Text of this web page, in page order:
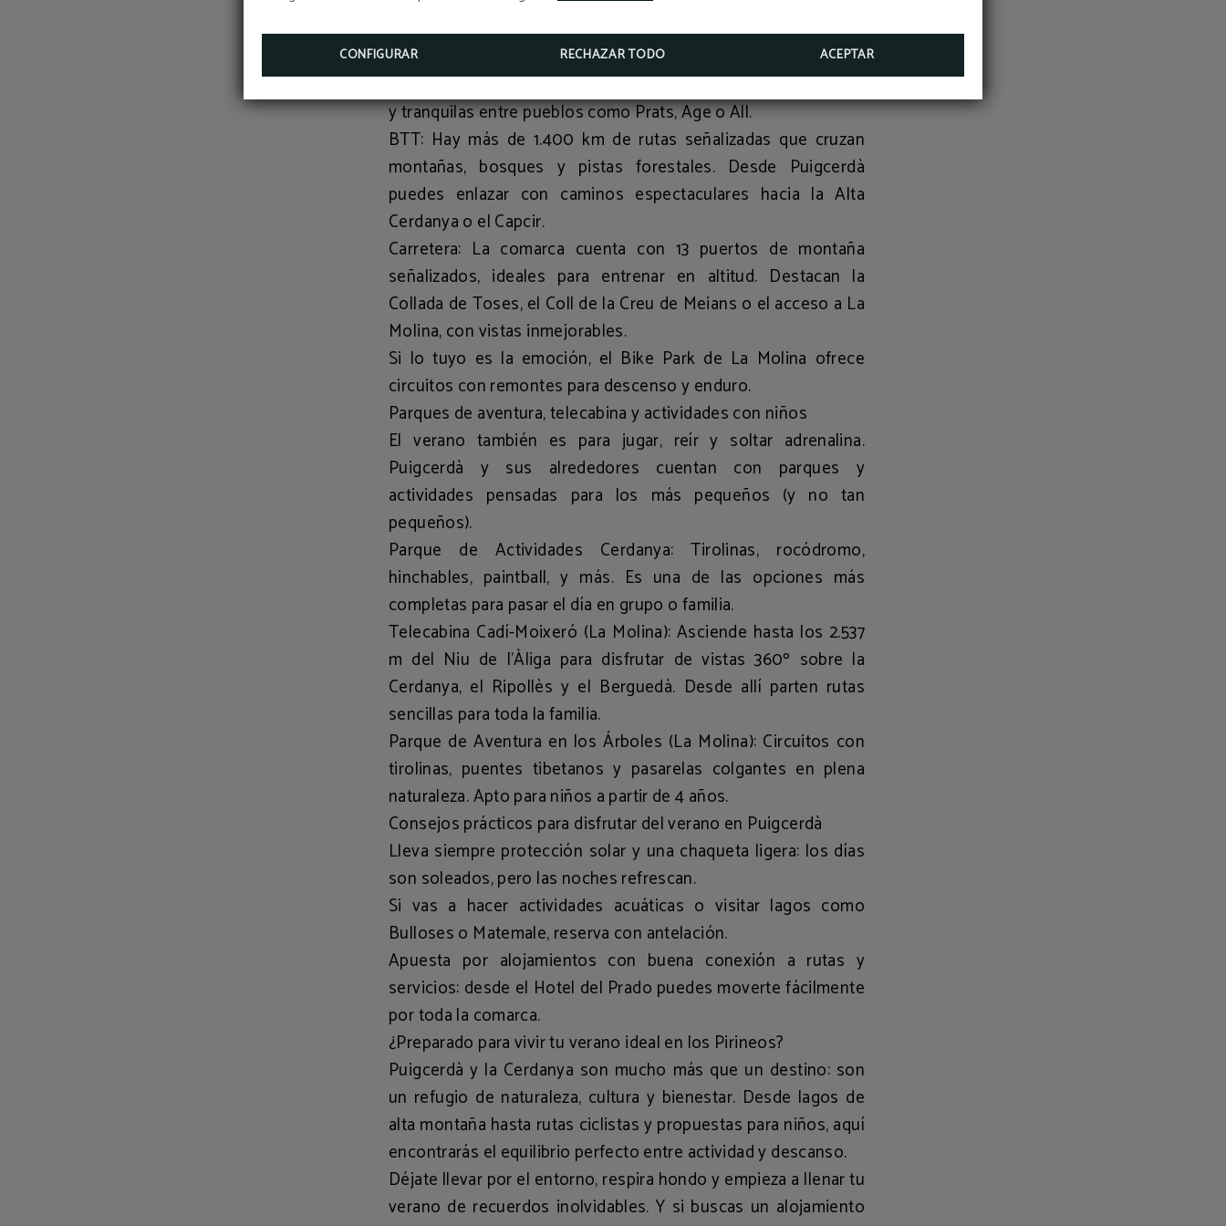
CONFIGURAR RECHAZAR TODO ACEPTAR
Tanto si vas en familia como si eres un ciclista experimentado,
encontrarás tu recorrido ideal.
Ciclismo familiar: El fondo del valle es perfecto para rutas llanas
y tranquilas entre pueblos como Prats, Age o All.
BTT: Hay más de 1.400 km de rutas señalizadas que cruzan
montañas, bosques y pistas forestales. Desde Puigcerdà
puedes enlazar con caminos espectaculares hacia la Alta
Cerdanya o el Capcir.
Carretera: La comarca cuenta con 13 puertos de montaña
señalizados, ideales para entrenar en altitud. Destacan la
Collada de Toses, el Coll de la Creu de Meians o el acceso a La
Molina, con vistas inmejorables.
Si lo tuyo es la emoción, el Bike Park de La Molina ofrece
circuitos con remontes para descenso y enduro.
Parques de aventura, telecabina y actividades con niños
El verano también es para jugar, reír y soltar adrenalina.
Puigcerdà y sus alrededores cuentan con parques y
actividades pensadas para los más pequeños (y no tan
pequeños).
Parque de Actividades Cerdanya: Tirolinas, rocódromo,
hinchables, paintball, y más. Es una de las opciones más
completas para pasar el día en grupo o familia.
Telecabina Cadí-Moixeró (La Molina): Asciende hasta los 2.537
m del Niu de l’Àliga para disfrutar devistas 360º sobre la
Cerdanya, el Ripollès y el Berguedà. Desde allí parten rutas
sencillas para toda la familia.
Parque de Aventura en los Árboles (La Molina): Circuitos con
tirolinas, puentes tibetanos y pasarelas colgantes en plena
naturaleza. Apto para niños a partir de 4 años.
Consejos prácticos para disfrutar del verano en Puigcerdà
Lleva siempre protección solar y una chaqueta ligera: los días
son soleados, pero las noches refrescan.
Si vas a hacer actividades acuáticas o visitar lagos como
Bulloses o Matemale,reserva con antelación.
Apuesta por alojamientos con buena conexión a rutas y
servicios: desde el Hotel del Prado puedes moverte fácilmente
por toda la comarca.
¿Preparado para vivir tu verano ideal en los Pirineos?
Puigcerdà y la Cerdanya son mucho más que un destino: son
un refugio de naturaleza, cultura y bienestar. Desde lagos de
alta montaña hasta rutas ciclistas y propuestas para niños, aquí
encontrarás el equilibrio perfecto entre actividad y descanso.
Déjate llevar por el entorno, respira hondo y empieza a llenar tu
verano de recuerdos inolvidables. Y si buscas un alojamiento